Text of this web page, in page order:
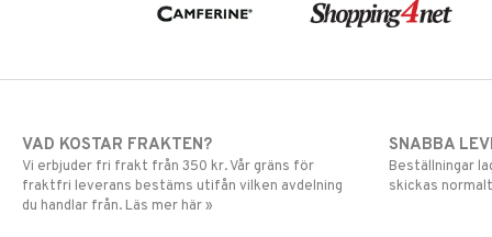
VAD KOSTAR FRAKTEN?
Vi erbjuder fri frakt från 350 kr. Vår gräns för
fraktfri leverans bestäms utifån vilken avdelning
du handlar från. Läs mer här »
SNABBA
Beställningar
skickas